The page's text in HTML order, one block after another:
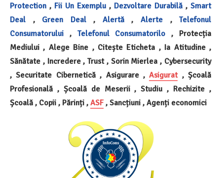
Protection , Fii Un Exemplu , Dezvoltare Durabilă , Smart
Deal , Green Deal, Alertă, Alerte ,
Telefonul
Consumatorului , Telefonul Consumatorilo
, Protecția
Mediului , Alege Bine , Citește Eticheta , Ia Atitudine ,
Sănătate , Incredere , Trust , Sorin Mierlea , Cybersecurity
, Securitate Cibernetică , Asigurare , Asigurat , Școală
Profesională , Școală de Meserii , Studiu , Rechizite ,
Școală , Copii , Părinți , ASF , Sancțiuni , Agenți economici